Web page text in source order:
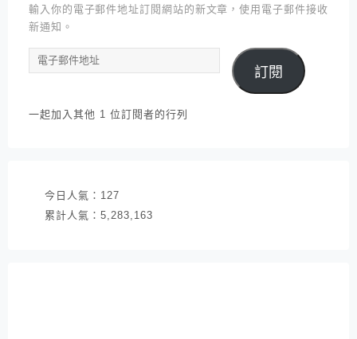
輸入你的電子郵件地址訂閱網站的新文章，使用電子郵件接收
新通知。
電
子
件
訂閱
一起加入其他 1 位訂閱者的行列
今日人氣： 127
累計人氣： 5,283,163